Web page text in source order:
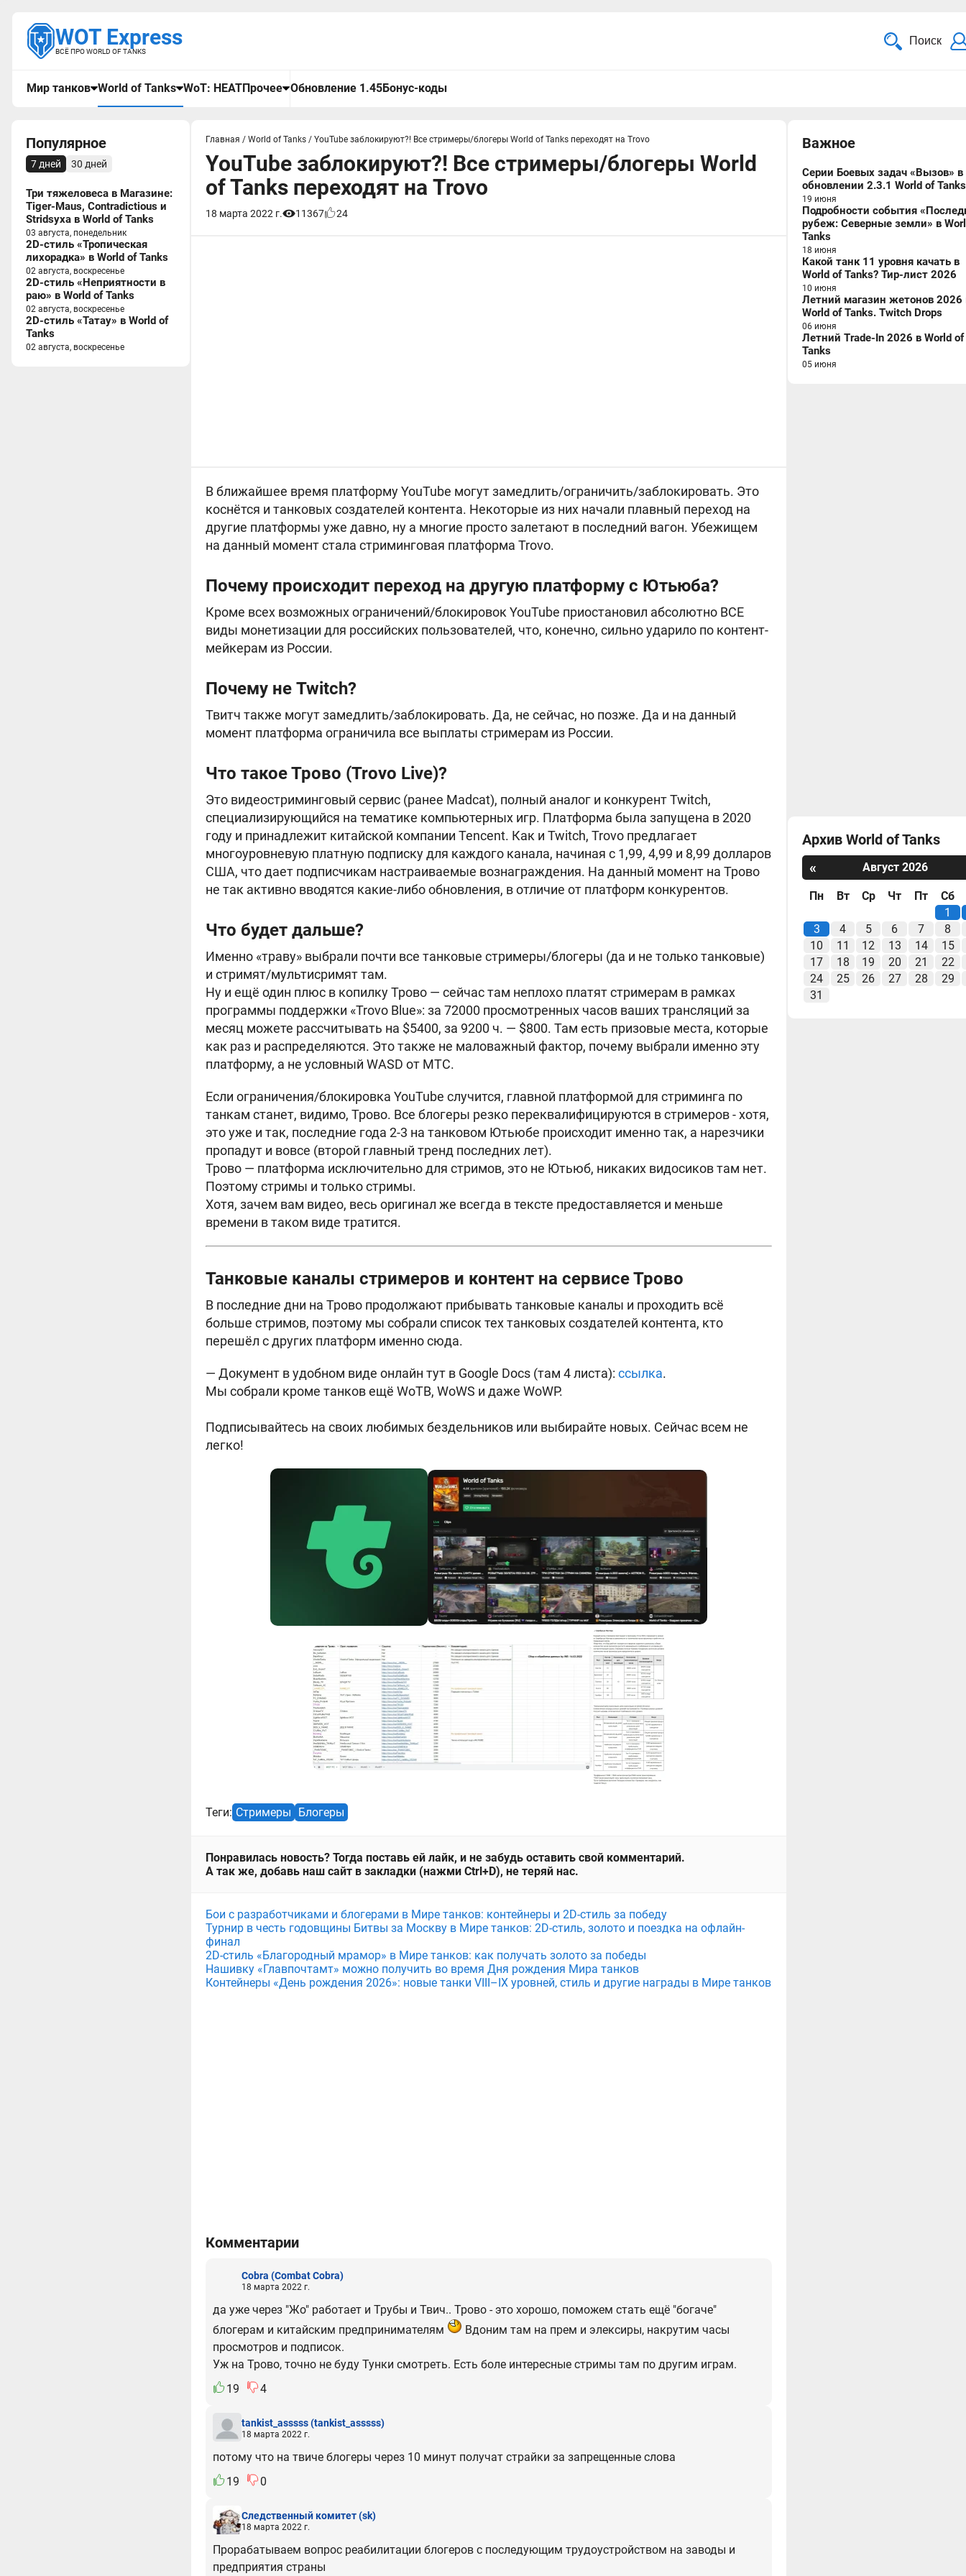
WOT Express
ВСЁ ПРО WORLD OF TANKS
Поиск
Мир танков World of Tanks WoT: HEATПрочее Обновление 1.45Бонус-коды
Популярное
7 дней 30 дней
Три тяжеловеса в Магазине:
Tiger-Maus, Contradictious и
Stridsyxa в World of Tanks
03 августа, понедельник
2D-стиль «Тропическая
лихорадка» в World of Tanks
02 августа, воскресенье
2D-стиль «Неприятности в
раю» в World of Tanks
02 августа, воскресенье
2D-стиль «Татау» в World of
Tanks
02 августа, воскресенье
Главная / World of Tanks / YouTube заблокируют?! Все стримеры/блогеры World of Tanks переходят на Trovo
YouTube заблокируют?! Все стримеры/блогеры World
of Tanks переходят на Trovo
18 марта 2022 г. 11367 24
В ближайшее время платформу YouTube могут замедлить/ограничить/заблокировать. Это
коснётся и танковых создателей контента. Некоторые из них начали плавный переход на
другие платформы уже давно, ну а многие просто залетают в последний вагон. Убежищем
на данный момент стала стриминговая платформа Trovo.
Почему происходит переход на другую платформу с Ютьюба?
Кроме всех возможных ограничений/блокировок YouTube приостановил абсолютно ВСЕ
виды монетизации для российских пользователей, что, конечно, сильно ударило по контент-
мейкерам из России.
Почему не Twitch?
Твитч также могут замедлить/заблокировать. Да, не сейчас, но позже. Да и на данный
момент платформа ограничила все выплаты стримерам из России.
Что такое Трово (Trovo Live)?
Это видеостриминговый сервис (ранее Madcat), полный аналог и конкурент Twitch,
специализирующийся на тематике компьютерных игр. Платформа была запущена в 2020
году и принадлежит китайской компании Tencent. Как и Twitch, Trovo предлагает
многоуровневую платную подписку для каждого канала, начиная с 1,99, 4,99 и 8,99 долларов
США, что дает подписчикам настраиваемые вознаграждения. На данный момент на Трово
не так активно вводятся какие-либо обновления, в отличие от платформ конкурентов.
Что будет дальше?
Именно «траву» выбрали почти все танковые стримеры/блогеры (да и не только танковые)
и стримят/мультисримят там.
Ну и ещё один плюс в копилку Трово — сейчас там неплохо платят стримерам в рамках
программы поддержки «Trovo Blue»: за 72000 просмотренных часов ваших трансляций за
месяц можете рассчитывать на $5400, за 9200 ч. — $800. Там есть призовые места, которые
как раз и распределяются. Это также не маловажный фактор, почему выбрали именно эту
платформу, а не условный WASD от МТС.
Если ограничения/блокировка YouTube случится, главной платформой для стриминга по
танкам станет, видимо, Трово. Все блогеры резко переквалифицируются в стримеров - хотя,
это уже и так, последние года 2-3 на танковом Ютьюбе происходит именно так, а нарезчики
пропадут и вовсе (второй главный тренд последних лет).
Трово — платформа исключительно для стримов, это не Ютьюб, никаких видосиков там нет.
Поэтому стримы и только стримы.
Хотя, зачем вам видео, весь оригинал же всегда в тексте предоставляется и меньше
времени в таком виде тратится.
Танковые каналы стримеров и контент на сервисе Трово
В последние дни на Трово продолжают прибывать танковые каналы и проходить всё
больше стримов, поэтому мы собрали список тех танковых создателей контента, кто
перешёл с других платформ именно сюда.
— Документ в удобном виде онлайн тут в Google Docs (там 4 листа): ссылка.
Мы собрали кроме танков ещё WoTB, WoWS и даже WoWP.
Подписывайтесь на своих любимых бездельников или выбирайте новых. Сейчас всем не
легко!
Теги: Стримеры Блогеры
Понравилась новость? Тогда поставь ей лайк, и не забудь оставить свой комментарий.
А так же, добавь наш сайт в закладки (нажми Ctrl+D), не теряй нас.
Бои с разработчиками и блогерами в Мире танков: контейнеры и 2D-стиль за победу
Турнир в честь годовщины Битвы за Москву в Мире танков: 2D-стиль, золото и поездка на офлайн-
финал
2D-стиль «Благородный мрамор» в Мире танков: как получать золото за победы
Нашивку «Главпочтамт» можно получить во время Дня рождения Мира танков
Контейнеры «День рождения 2026»: новые танки VIII–IX уровней, стиль и другие награды в Мире танков
Комментарии
Cobra (Combat Cobra)
18 марта 2022 г.
да уже через "Жо" работает и Трубы и Твич.. Трово - это хорошо, поможем стать ещё "богаче"
блогерам и китайским предпринимателям
Вдоним там на прем и элексиры, накрутим часы
просмотров и подписок.
Уж на Трово, точно не буду Тунки смотреть. Есть боле интересные стримы там по другим играм.
19
4
tankist_asssss(tankist_asssss)
18 марта 2022 г.
потому что на твиче блогеры через 10 минут получат страйки за запрещенные слова
19
0
Следственный комитет(sk)
18 марта 2022 г.
Прорабатываем вопрос реабилитации блогеров с последующим трудоустройством на заводы и
предприятия страны
Важное
Серии Боевых задач «Вызов» в
обновлении 2.3.1 World of Tanks
19 июня
Подробности события
рубеж: Северные земли» в
Tanks
18 июня
Какой танк 11 уровня качать в
World of Tanks? Тир-лист 2026
10 июня
Летний магазин жетонов 2026
World of Tanks. Twitch Drops
06 июня
Летний Trade-In 2026 в World of
Tanks
05 июня
Архив World of Tanks
«
Август 2026
Пн Вт Ср Чт Пт
Сб
1
3
4 5 6 7
8
10
11 12 13 14
15
17
18 19 20 21
22
24
25 26 27 28
29
31